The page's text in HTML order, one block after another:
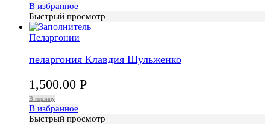
В избранное
Быстрый просмотр
Пеларгонии
пеларгония Клавдия Шульженко
1,500.00 Р
В корзину
В избранное
Быстрый просмотр